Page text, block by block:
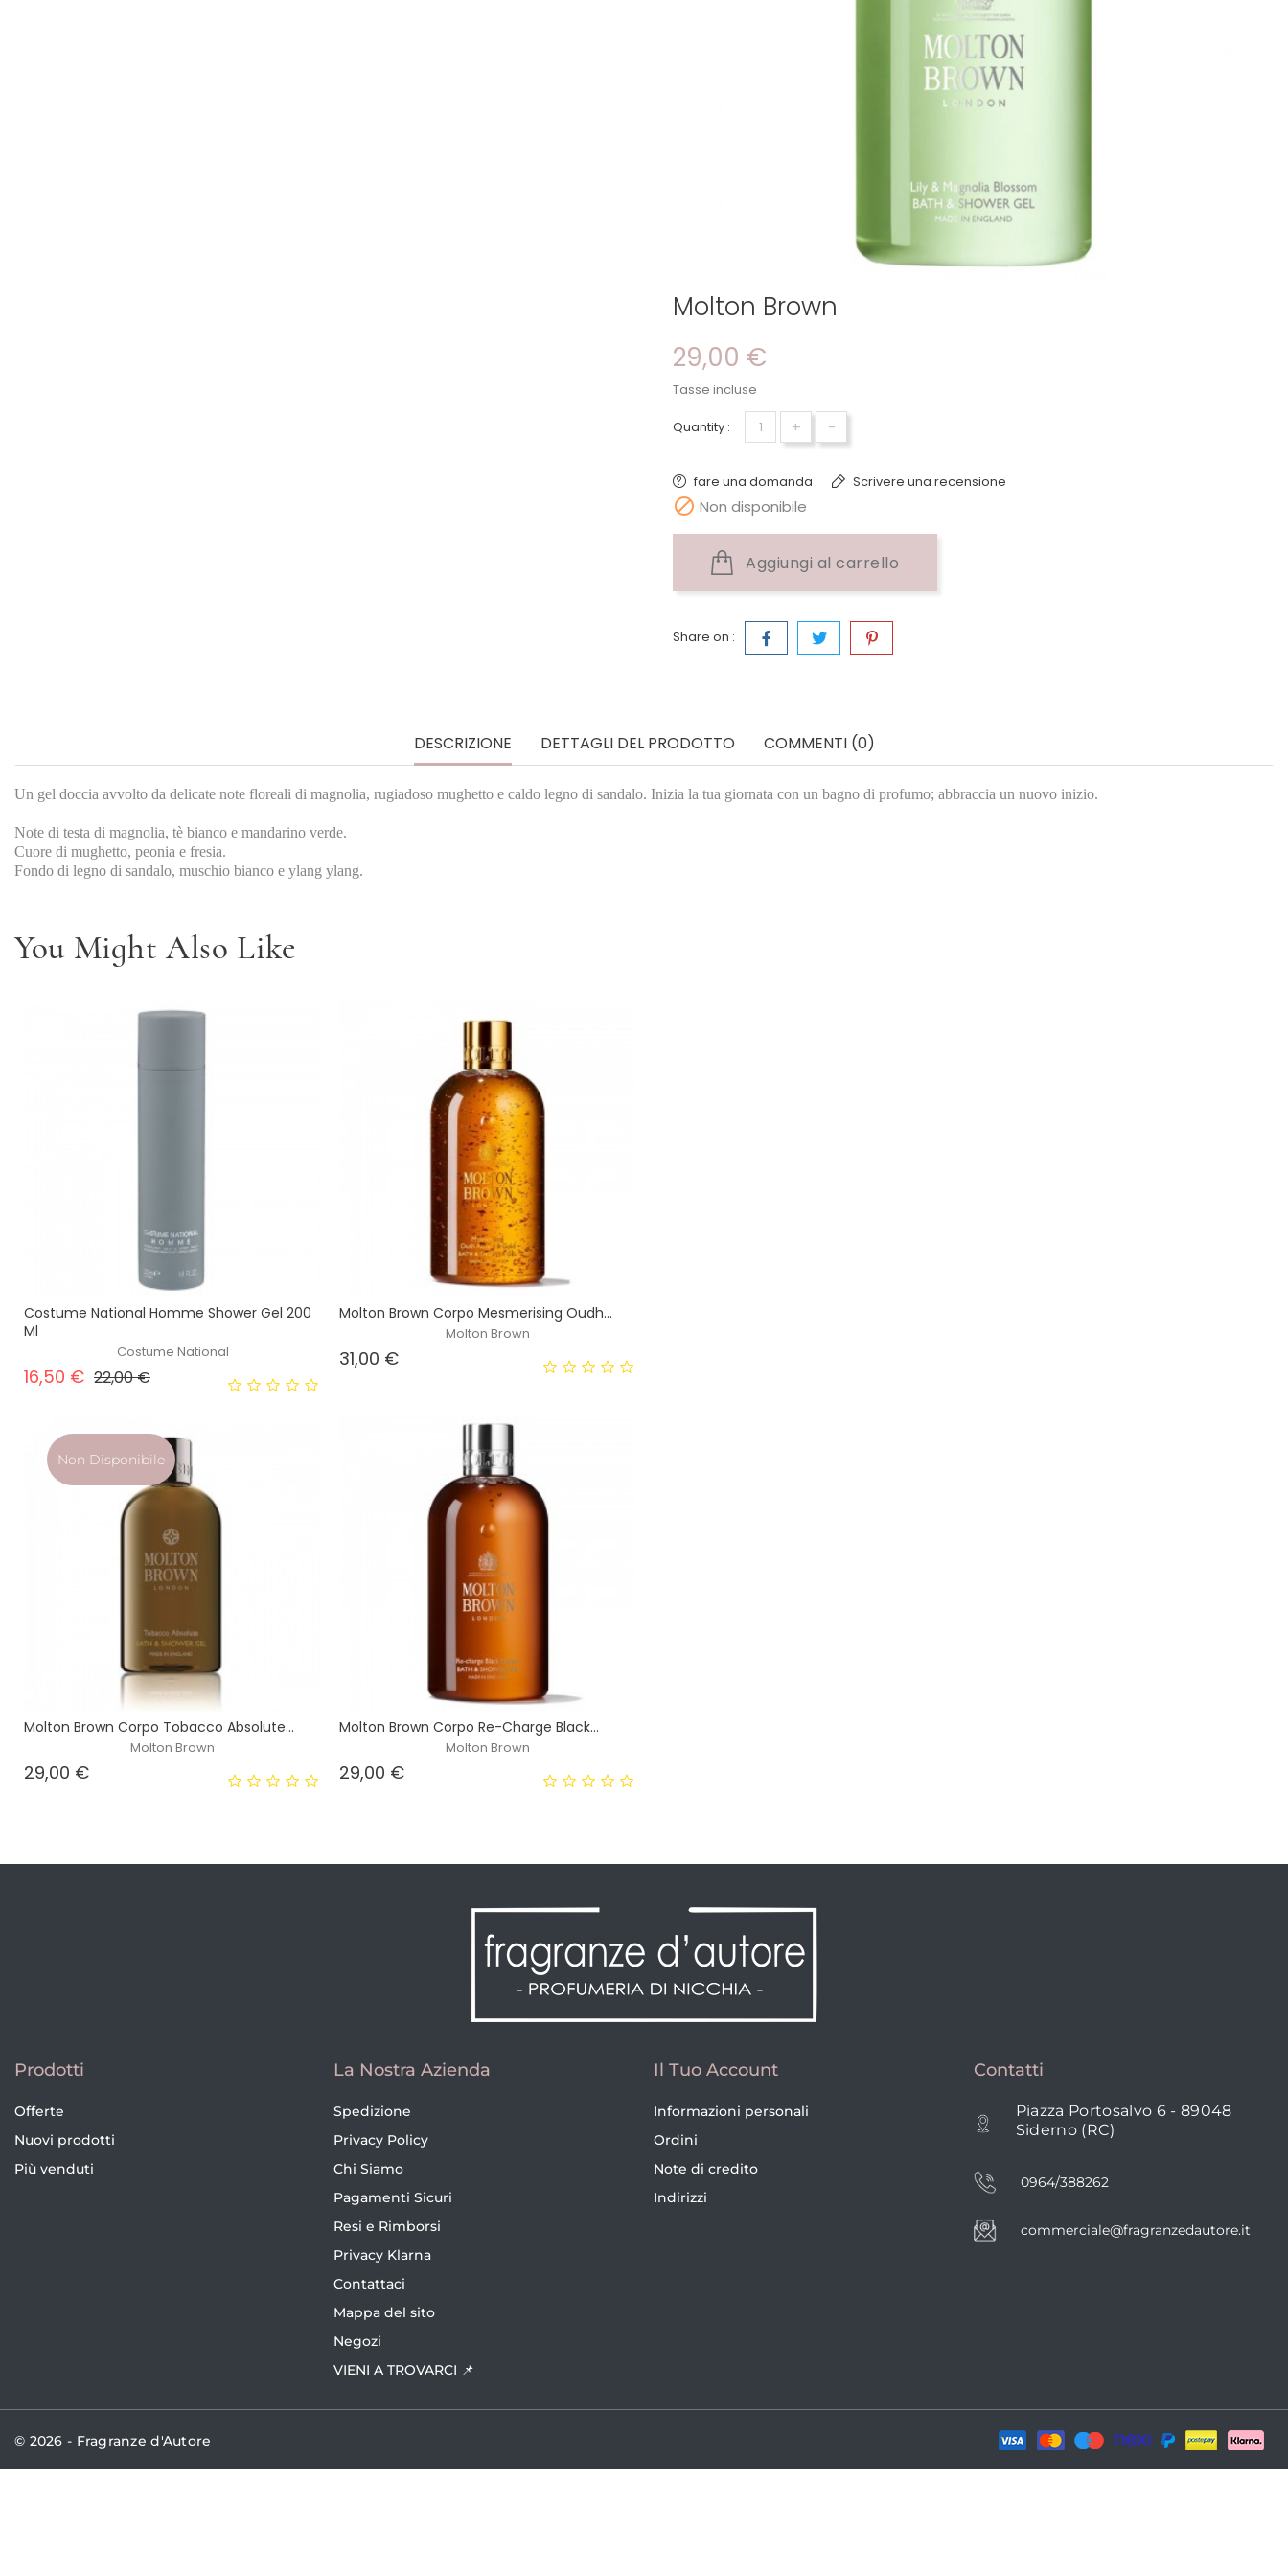
Molton Brown
29,00 €
Tasse incluse
Quantity : + -
fare una domanda Scrivere una recensione
 Non disponibile
Aggiungi al carrello
Share on :
DESCRIZIONE DETTAGLI DEL PRODOTTO COMMENTI (0)
Un gel doccia avvolto da delicate note floreali di magnolia, rugiadoso mughetto e caldo legno di sandalo. Inizia la tua giornata con un bagno di profumo; abbraccia un nuovo inizio.
Note di testa di magnolia, tè bianco e mandarino verde.
Cuore di mughetto, peonia e fresia.
Fondo di legno di sandalo, muschio bianco e ylang ylang.
You Might Also Like
Costume National Homme Shower Gel 200
Ml
Costume National
16,50 € Prezzo base
22,00 €Prezzo
Molton Brown Corpo Mesmerising Oudh...
Molton Brown
31,00 €Prezzo
Non Disponibile
Molton Brown Corpo Tobacco Absolute...
Molton Brown
29,00 €Prezzo
Molton Brown Corpo Re-Charge Black...
Molton Brown
29,00 €Prezzo
Prodotti
Offerte
Nuovi prodotti
Più venduti
La Nostra Azienda
Spedizione
Privacy Policy
Chi Siamo
Pagamenti Sicuri
Resi e Rimborsi
Privacy Klarna
Contattaci
Mappa del sito
Negozi
VIENI A TROVARCI 📌
Il Tuo Account
Informazioni personali
Ordini
Note di credito
Indirizzi
Contatti
Piazza Portosalvo 6 - 89048
Siderno (RC)
0964/388262
commerciale@fragranzedautore.it
© 2026 - Fragranze d'Autore